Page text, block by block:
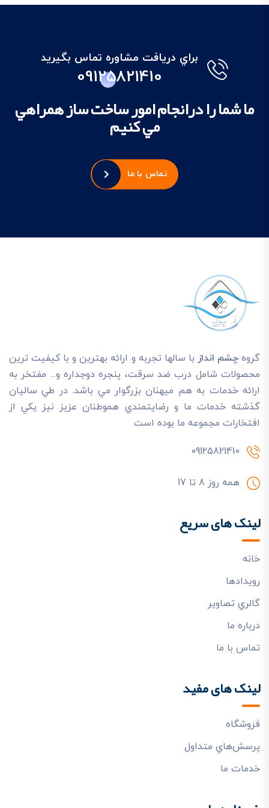
براي دريافت مشاوره تماس بگيريد
09125821410
ما شما را درانجام امور ساخت ساز همراهي
مي کنيم
تماس با ما
گروهچشم انداز با سالها تجربه و ارائه بهترين و با کيفيت ترين
محصولات شامل درب ضد سرقت، پنجره دوجداره و... مفتخر به
ارائه خدمات به هم ميهنان بزرگوار مي باشد. در طي ساليان
گذشته خدمات ما و رضايتمندي هموطنان عزيز نيز يکي از
افتخارات مجموعه ما بوده است
09125821410
همه روز 8 تا 17
لینک های سریع
خانه
رويدادها
گالري تصاوير
درباره ما
تماس با ما
لینک های مفید
فروشگاه
پرسش‌هاي متداول
خدمات ما